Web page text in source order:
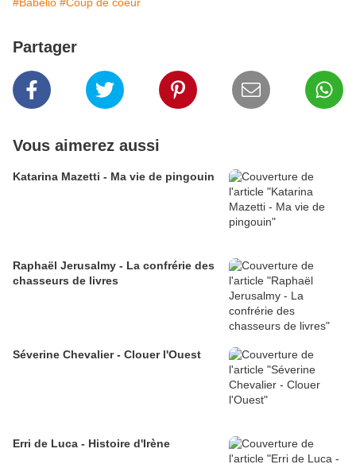
Partager
Vous aimerez aussi
Katarina Mazetti - Ma vie de pingouin
Raphaël Jerusalmy - La confrérie des
chasseurs de livres
Séverine Chevalier - Clouer l'Ouest
Erri de Luca - Histoire d'Irène